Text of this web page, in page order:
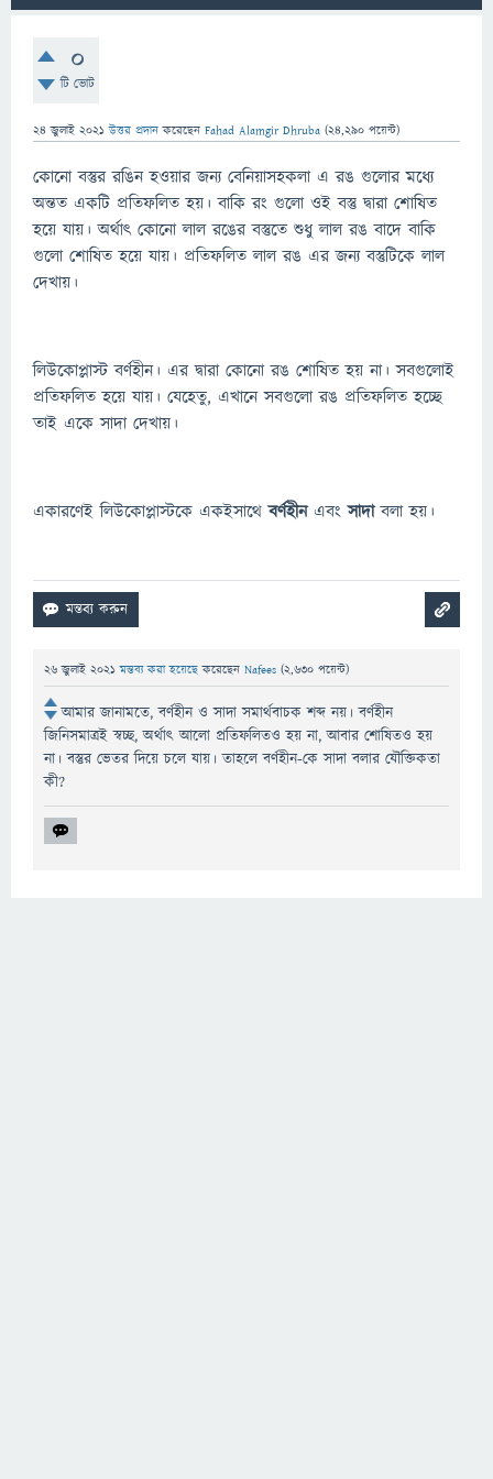
0
টি ভোট
24 জুলাই 2021 উত্তর প্রদান করেছেন Fahad Alamgir Dhruba (24,290 পয়েন্ট)
কোনো বস্তুর রঙিন হওয়ার জন্য বেনিয়াসহকলা এ রঙ গুলোর মধ্যে
অন্তত একটি প্রতিফলিত হয়। বাকি রং গুলো ওই বস্তু দ্বারা শোষিত
হয়ে যায়। অর্থাৎ কোনো লাল রঙের বস্তুতে শুধু লাল রঙ বাদে বাকি
গুলো শোষিত হয়ে যায়। প্রতিফলিত লাল রঙ এর জন্য বস্তুটিকে লাল
দেখায়।
লিউকোপ্লাস্ট বর্ণহীন। এর দ্বারা কোনো রঙ শোষিত হয় না। সবগুলোই
প্রতিফলিত হয়ে যায়। যেহেতু, এখানে সবগুলো রঙ প্রতিফলিত হচ্ছে
তাই একে সাদা দেখায়।
একারণেই লিউকোপ্লাস্টকে একইসাথেবর্ণহীনএবংসাদাবলা হয়।
26 জুলাই 2021 মন্তব্য করা হয়েছেকরেছেন Nafees (2,630 পয়েন্ট)
আমার জানামতে, বর্ণহীন ও সাদা সমার্থবাচক শব্দ নয়। বর্ণহীন
জিনিসমাত্রই স্বচ্ছ, অর্থাৎ আলো প্রতিফলিতও হয় না, আবার শোষিতও হয়
না। বস্তুর ভেতর দিয়ে চলে যায়। তাহলে বর্ণহীন-কে সাদা বলার যৌক্তিকতা
কী?